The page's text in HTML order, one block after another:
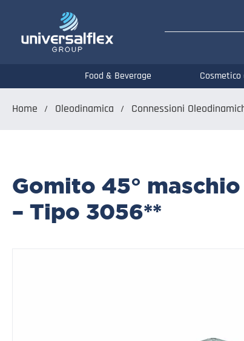
Food & Beverage
Home Oleodinamica Connessioni
Gomito 45°
– Tipo 3056**